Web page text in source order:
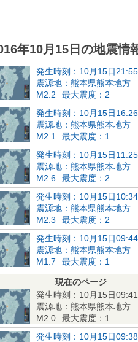
年10月15日の地震情
発生時刻：10月15日
震源地：熊本県熊本地方
M2.2
最大震度：2
発生時刻：10月15日
震源地：熊本県熊本地方
M2.1
最大震度：1
発生時刻：10月15日
震源地：熊本県熊本地方
M2.6
最大震度：2
発生時刻：10月15日
震源地：熊本県熊本地方
M2.3
最大震度：2
発生時刻：10月15日
震源地：熊本県熊本地方
M1.7
最大震度：1
現在のページ
発生時刻：10月15日
震源地：熊本県熊本地方
M2.0
最大震度：1
発生時刻：10月15日